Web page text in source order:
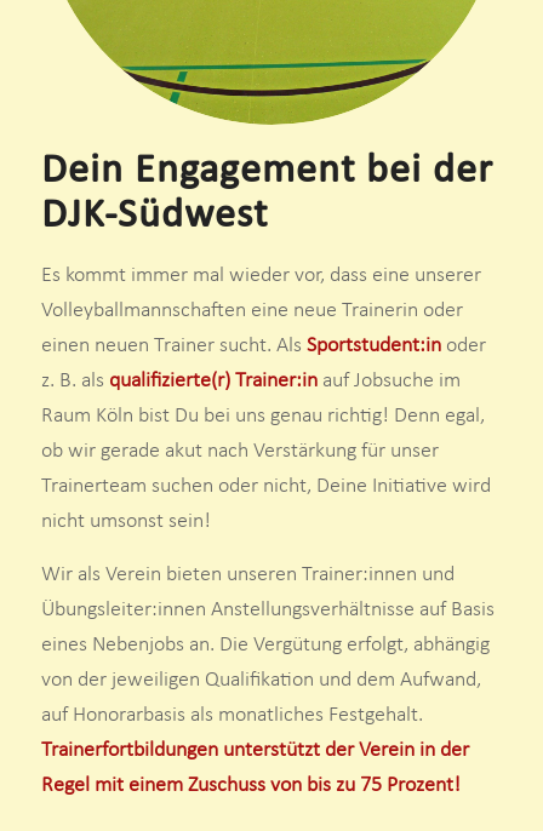
Dein Engagement bei der
DJK-Südwest
Es kommt immer mal wieder vor, dass eine unserer
Volleyballmannschaften eine neue Trainerin oder
einen neuen Trainer sucht. Als Sportstudent:inoder
z. B. als qualifizierte(r) Trainer:inauf Jobsuche im
Raum Köln bist Du bei uns genau richtig! Denn egal,
ob wir gerade akut nach Verstärkung für unser
Trainerteam suchen oder nicht, Deine Initiative wird
nicht umsonst sein!
Wir als Verein bieten unseren Trainer:innen und
Übungsleiter:innen Anstellungsverhältnisse auf Basis
eines Nebenjobs an. Die Vergütung erfolgt, abhängig
von der jeweiligen Qualifikation und dem Aufwand,
auf Honorarbasis als monatliches Festgehalt.
Trainerfortbildungen unterstützt der Verein in der
Regel mit einem Zuschuss von bis zu 75 Prozent!